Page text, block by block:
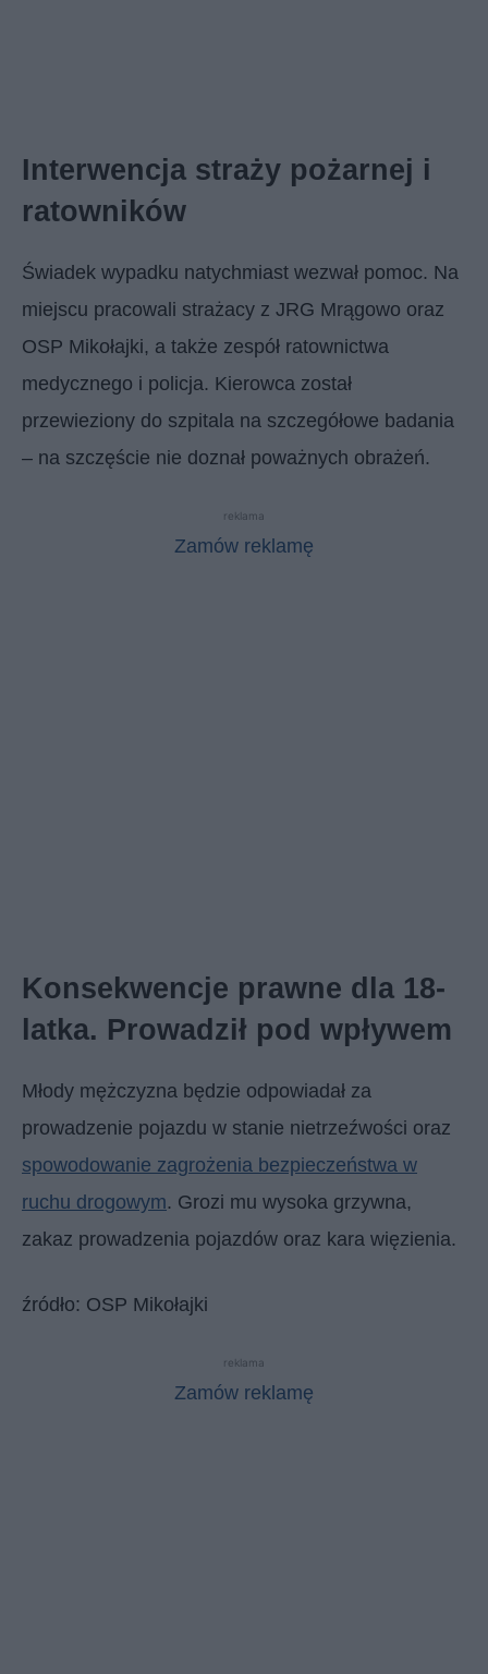
Interwencja straży pożarnej i
ratowników
Świadek wypadku natychmiast wezwał pomoc. Na
miejscu pracowali strażacy z JRG Mrągowo oraz
OSP Mikołajki, a także zespół ratownictwa
medycznego i policja. Kierowca został
przewieziony do szpitala na szczegółowe badania
– na szczęście nie doznał poważnych obrażeń.
reklama
Zamów reklamę
Konsekwencje prawne dla 18-
latka. Prowadził pod wpływem
Młody mężczyzna będzie odpowiadał za
prowadzenie pojazdu w stanie nietrzeźwości oraz
spowodowanie zagrożenia bezpieczeństwa w
ruchu drogowym. Grozi mu wysoka grzywna,
zakaz prowadzenia pojazdów oraz kara więzienia.
źródło: OSP Mikołajki
reklama
Zamów reklamę